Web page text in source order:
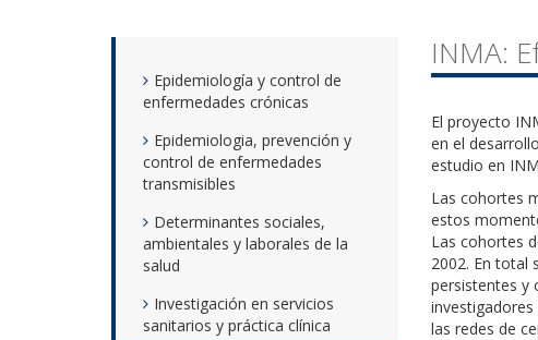
INMA:
El proyecto
en el
estudio en
Las cohortes
estos
Las cohortes
2002. En total
persistentes y
las redes de
Epidemiología y control de
enfermedades crónicas
Epidemiologia, prevención y
control de enfermedades
transmisibles
Determinantes sociales,
ambientales y laborales de la
salud
Investigación en servicios
sanitarios y práctica clínica